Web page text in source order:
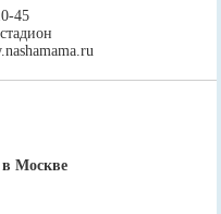
45
Москве